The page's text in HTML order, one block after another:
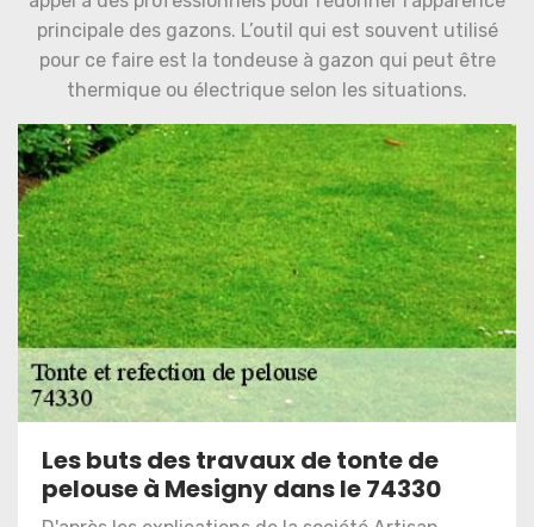
principale des gazons. L’outil qui est souvent utilisé
pour ce faire est la tondeuse à gazon qui peut être
thermique ou électrique selon les situations.
Les buts des travaux de tonte de
pelouse à Mesigny dans le 74330